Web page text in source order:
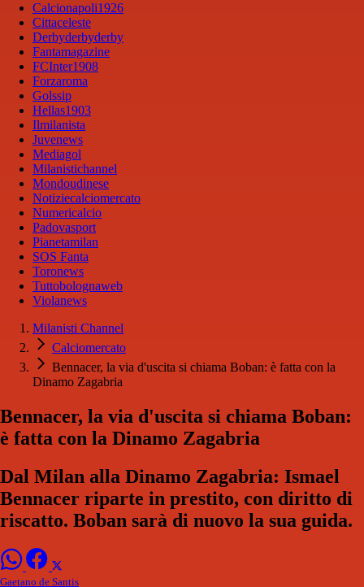
Calcionapoli1926
Cittaceleste
Derbyderbyderby
Fantamagazine
FCInter1908
Forzaroma
Golssip
Hellas1903
Ilmilanista
Juvenews
Mediagol
Milanistichannel
Mondoudinese
Notiziecalciomercato
Numericalcio
Padovasport
Pianetamilan
SOS Fanta
Toronews
Tuttobolognaweb
Violanews
Milanisti Channel
Calciomercato
Bennacer, la via d'uscita si chiama Boban: è fatta con la
Dinamo Zagabria
Bennacer, la via d'uscita si chiama Boban:
è fatta con la Dinamo Zagabria
Dal Milan alla Dinamo Zagabria: Ismael
Bennacer riparte in prestito, con diritto di
riscatto. Boban sarà di nuovo la sua guida.
Gaetano de Santis